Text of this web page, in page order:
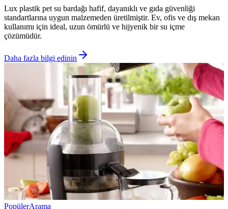
Lux plastik pet su bardağı hafif, dayanıklı ve gıda güvenliği
standartlarına uygun malzemeden üretilmiştir. Ev, ofis ve dış mekan
kullanımı için ideal, uzun ömürlü ve hijyenik bir su içme
çözümüdür.
Daha fazla bilgi edinin
PopülerArama